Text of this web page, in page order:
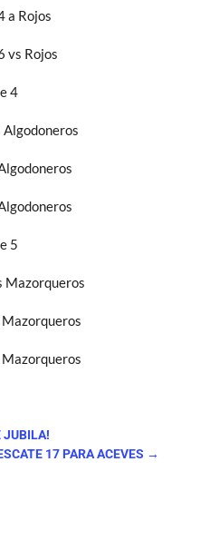
a Rojos
vs Rojos
4
5
Mazorqueros
JUBILA!
17 PARA ACEVES →